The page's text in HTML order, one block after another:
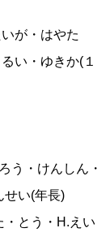
が・はやた
い・ゆきか(１
う・けんしん・
せい(年長)
・とう・H.えい